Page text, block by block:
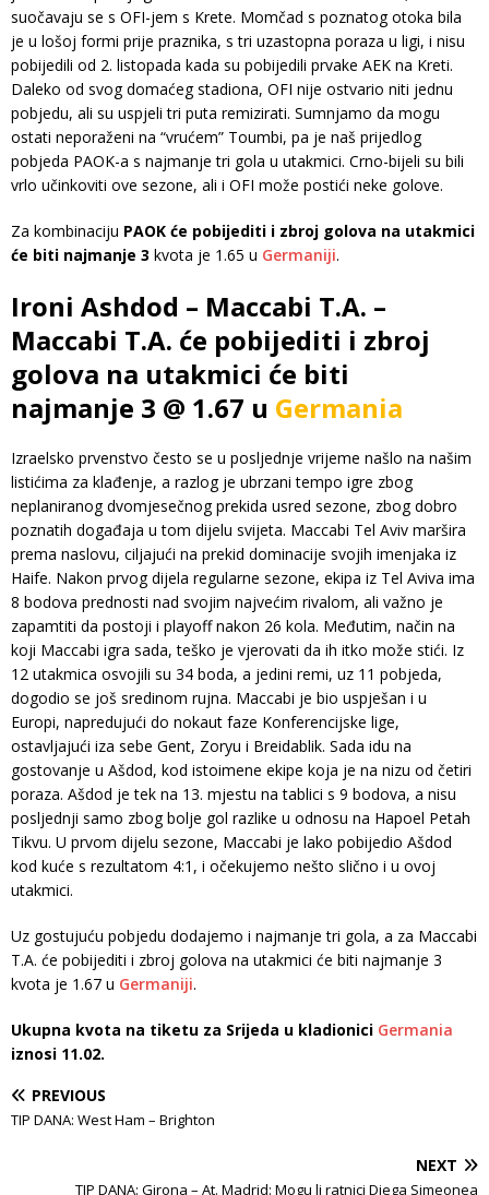
suočavaju se s OFI-jem s Krete. Momčad s poznatog otoka bila
je u lošoj formi prije praznika, s tri uzastopna poraza u ligi, i nisu
pobijedili od 2. listopada kada su pobijedili prvake AEK na Kreti.
Daleko od svog domaćeg stadiona, OFI nije ostvario niti jednu
pobjedu, ali su uspjeli tri puta remizirati. Sumnjamo da mogu
ostati neporaženi na “vrućem” Toumbi, pa je naš prijedlog
pobjeda PAOK-a s najmanje tri gola u utakmici. Crno-bijeli su bili
vrlo učinkoviti ove sezone, ali i OFI može postići neke golove.
Za kombinaciju PAOK će pobijediti i zbroj golova na utakmici
će biti najmanje 3 kvota je 1.65 u Germaniji.
Ironi Ashdod – Maccabi T.A. –
Maccabi T.A. će pobijediti i zbroj
golova na utakmici će biti
najmanje 3 @ 1.67 u Germania
Izraelsko prvenstvo često se u posljednje vrijeme našlo na našim
listićima za klađenje, a razlog je ubrzani tempo igre zbog
neplaniranog dvomjesečnog prekida usred sezone, zbog dobro
poznatih događaja u tom dijelu svijeta. Maccabi Tel Aviv maršira
prema naslovu, ciljajući na prekid dominacije svojih imenjaka iz
Haife. Nakon prvog dijela regularne sezone, ekipa iz Tel Aviva ima
8 bodova prednosti nad svojim najvećim rivalom, ali važno je
zapamtiti da postoji i playoff nakon 26 kola. Međutim, način na
koji Maccabi igra sada, teško je vjerovati da ih itko može stići. Iz
12 utakmica osvojili su 34 boda, a jedini remi, uz 11 pobjeda,
dogodio se još sredinom rujna. Maccabi je bio uspješan i u
Europi, napredujući do nokaut faze Konferencijske lige,
ostavljajući iza sebe Gent, Zoryu i Breidablik. Sada idu na
gostovanje u Ašdod, kod istoimene ekipe koja je na nizu od četiri
poraza. Ašdod je tek na 13. mjestu na tablici s 9 bodova, a nisu
posljednji samo zbog bolje gol razlike u odnosu na Hapoel Petah
Tikvu. U prvom dijelu sezone, Maccabi je lako pobijedio Ašdod
kod kuće s rezultatom 4:1, i očekujemo nešto slično i u ovoj
utakmici.
Uz gostujuću pobjedu dodajemo i najmanje tri gola, a za Maccabi
T.A. će pobijediti i zbroj golova na utakmici će biti najmanje 3
kvota je 1.67 u Germaniji.
Ukupna kvota na tiketu za Srijeda u kladionici Germania
iznosi 11.02.
PREVIOUS
TIP DANA: West Ham – Brighton
NEXT
TIP DANA: Girona – At. Madrid: Mogu li ratnici Diega Simeonea